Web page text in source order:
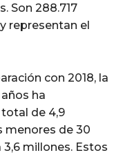
Son 288.717
representan el
con 2018, la
ha
total de 4,9
menores de 30
3,6 millones. Estos